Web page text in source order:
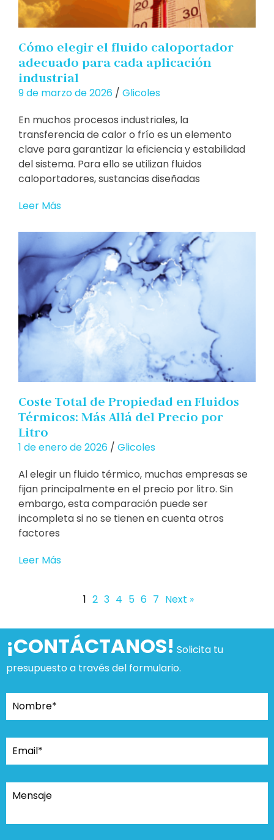
Cómo elegir el fluido caloportador
adecuado para cada aplicación
industrial
9 de marzo de 2026 / Glicoles
En muchos procesos industriales, la
transferencia de calor o frío es un elemento
clave para garantizar la eficiencia y estabilidad
del sistema. Para ello se utilizan fluidos
caloportadores, sustancias diseñadas
Leer Más
Coste Total de Propiedad en Fluidos
Térmicos: Más Allá del Precio por
Litro
1 de enero de 2026 / Glicoles
Al elegir un fluido térmico, muchas empresas se
fijan principalmente en el precio por litro. Sin
embargo, esta comparación puede ser
incompleta si no se tienen en cuenta otros
factores
Leer Más
1 2 3 4 5 6 7 Next »
¡CONTÁCTANOS! Solicita tu
presupuesto a través del formulario.